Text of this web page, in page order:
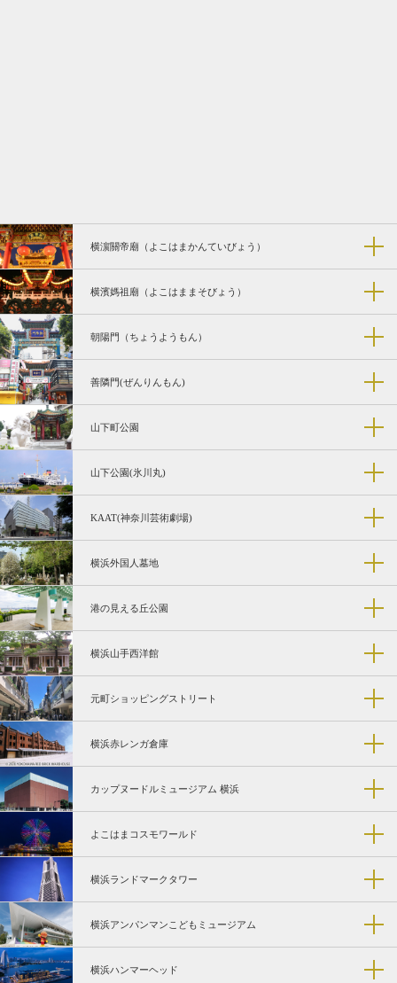
横濵關帝廟（よこはまかんていびょう）
横濱媽祖廟（よこはままそびょう）
朝陽門（ちょうようもん）
善隣門(ぜんりんもん)
山下町公園
山下公園(氷川丸)
KAAT(神奈川芸術劇場)
横浜外国人墓地
港の見える丘公園
横浜山手西洋館
元町ショッピングストリート
横浜赤レンガ倉庫
カップヌードルミュージアム 横浜
よこはまコスモワールド
横浜ランドマークタワー
横浜アンパンマンこどもミュージアム
横浜ハンマーヘッド